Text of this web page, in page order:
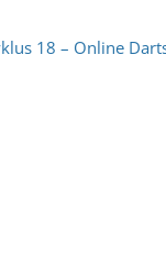
18 – Online